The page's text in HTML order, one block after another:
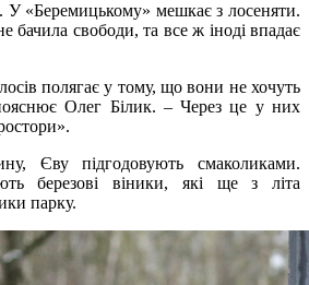
У «Беремицькому» мешкає з лосеняти.
бачила свободи, та все ж іноді впадає
полягає у тому, що вони не хочуть
Олег Білик. – Через це у них
Єву підгодовують смаколиками.
березові віники, які ще з літа
парку.